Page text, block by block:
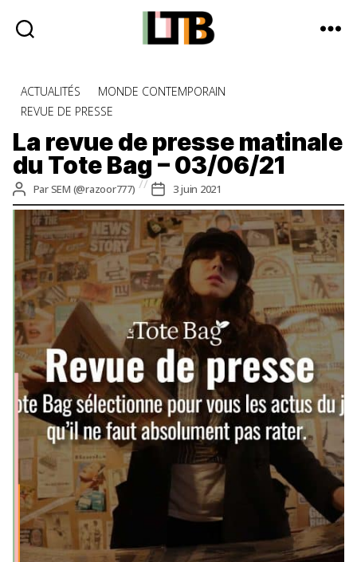
Bag
Média
d'information
quotidienne
Catégories
ACTUALITÉS
MONDE CONTEMPORAIN
REVUE DE PRESSE
La revue de presse matinale
du Tote Bag – 03/06/21
Auteur
de
l’article
ParSEM (@razoor777)
Date
de
l’article
3 juin 2021